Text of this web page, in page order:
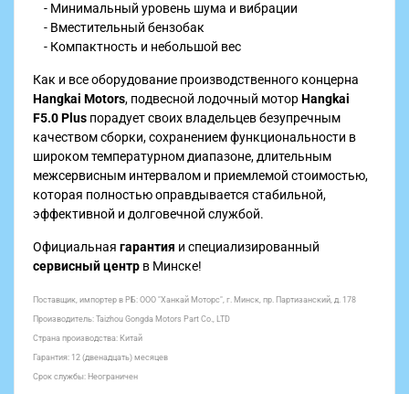
- Минимальный уровень шума и вибрации
- Вместительный бензобак
- Компактность и небольшой вес
Как и все оборудование производственного концерна
Hangkai Motors, подвесной лодочный моторHangkai
F5.0 Plus порадует своих владельцев безупречным
качеством сборки, сохранением функциональности в
широком температурном диапазоне, длительным
межсервисным интервалом и приемлемой стоимостью,
которая полностью оправдывается стабильной,
эффективной и долговечной службой.
Официальная гарантия и специализированный
сервисный центр в Минске!
Поставщик, импортер в РБ: ООО "Ханкай Моторс", г. Минск, пр. Партизанский, д. 178
Производитель: Taizhou Gongda Motors Part Co., LTD
Страна производства: Китай
Гарантия: 12 (двенадцать) месяцев
Срок службы: Неограничен